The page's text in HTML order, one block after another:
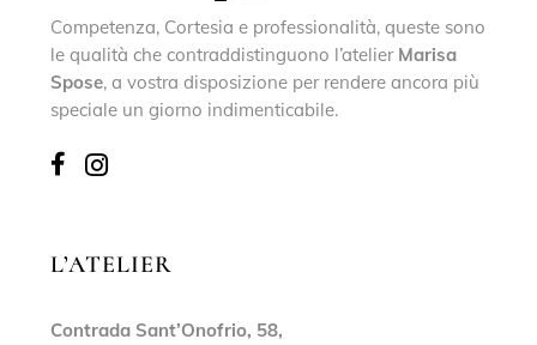
Competenza, Cortesia e professionalità, queste sono
le qualità che contraddistinguono l’atelier Marisa
Spose, a vostra disposizione per rendere ancora più
speciale un giorno indimenticabile.
L’ATELIER
Contrada Sant’Onofrio, 58,